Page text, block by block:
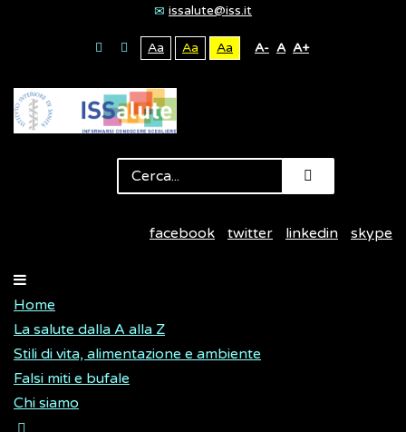
issalute@iss.it
Aa Aa Aa A- A A+
facebook twitter linkedin skype
Home
La salute dalla A alla Z
Stili di vita, alimentazione e ambiente
Falsi miti e bufale
Chi siamo